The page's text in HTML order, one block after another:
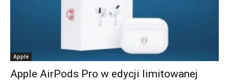
Apple
Apple AirPods Pro w edycji limitowanej